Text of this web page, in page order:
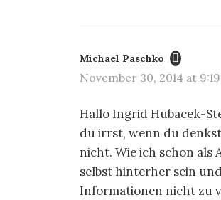
n
Michael Paschko
November 30, 2014 at
Hallo Ingrid Hubacek-
du irrst, wenn du
nicht. Wie ich schon als
selbst hinterher sein
Informationen nicht zu